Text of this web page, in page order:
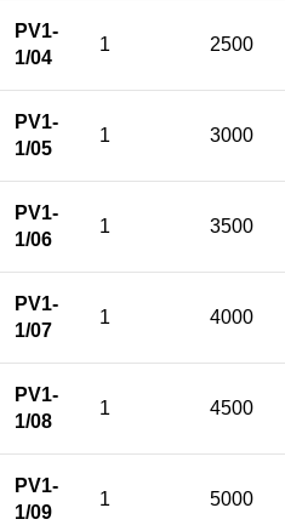
PV1-
1/04
1 2500
PV1-
1/05
1 3000
PV1-
1/06
1 3500
PV1-
1/07
1 4000
PV1-
1/08
1 4500
PV1-
1/09
1 5000